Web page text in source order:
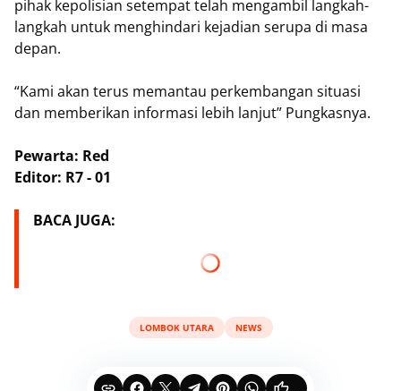
pihak kepolisian setempat telah mengambil langkah-
langkah untuk menghindari kejadian serupa di masa
depan.
“Kami akan terus memantau perkembangan situasi
dan memberikan informasi lebih lanjut” Pungkasnya.
Pewarta: Red
Editor: R7 - 01
BACA JUGA:
LOMBOK UTARA NEWS